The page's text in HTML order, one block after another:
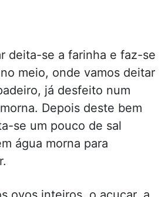
deita-se a farinha e faz-se
meio, onde vamos deitar
já desfeito num
Depois deste bem
se um pouco de sal
água morna para